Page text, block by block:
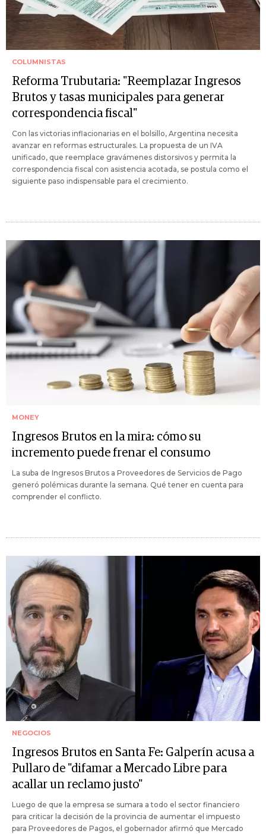
COLUMNISTAS
Reforma Trubutaria: "Reemplazar Ingresos
Brutos y tasas municipales para generar
correspondencia fiscal"
Con las victorias inflacionarias en el bolsillo, Argentina necesita
avanzar en reformas estructurales. La propuesta de un IVA
unificado, que reemplace gravámenes distorsivos y permita la
correspondencia fiscal con asistencia acotada, se postula como el
siguiente paso indispensable para el crecimiento.
MONEY
Ingresos Brutos en la mira: cómo su
incremento puede frenar el consumo
La suba de Ingresos Brutos a Proveedores de Servicios de Pago
generó polémicas durante la semana. Qué tener en cuenta para
comprender el conflicto.
NEGOCIOS
Ingresos Brutos en Santa Fe: Galperín acusa a
Pullaro de "difamar a Mercado Libre para
acallar un reclamo justo"
Luego de que la empresa se sumara a todo el sector financiero
para criticar la decisión de la provincia de aumentar el impuesto
para Proveedores de Pagos, el gobernador afirmó que Mercado